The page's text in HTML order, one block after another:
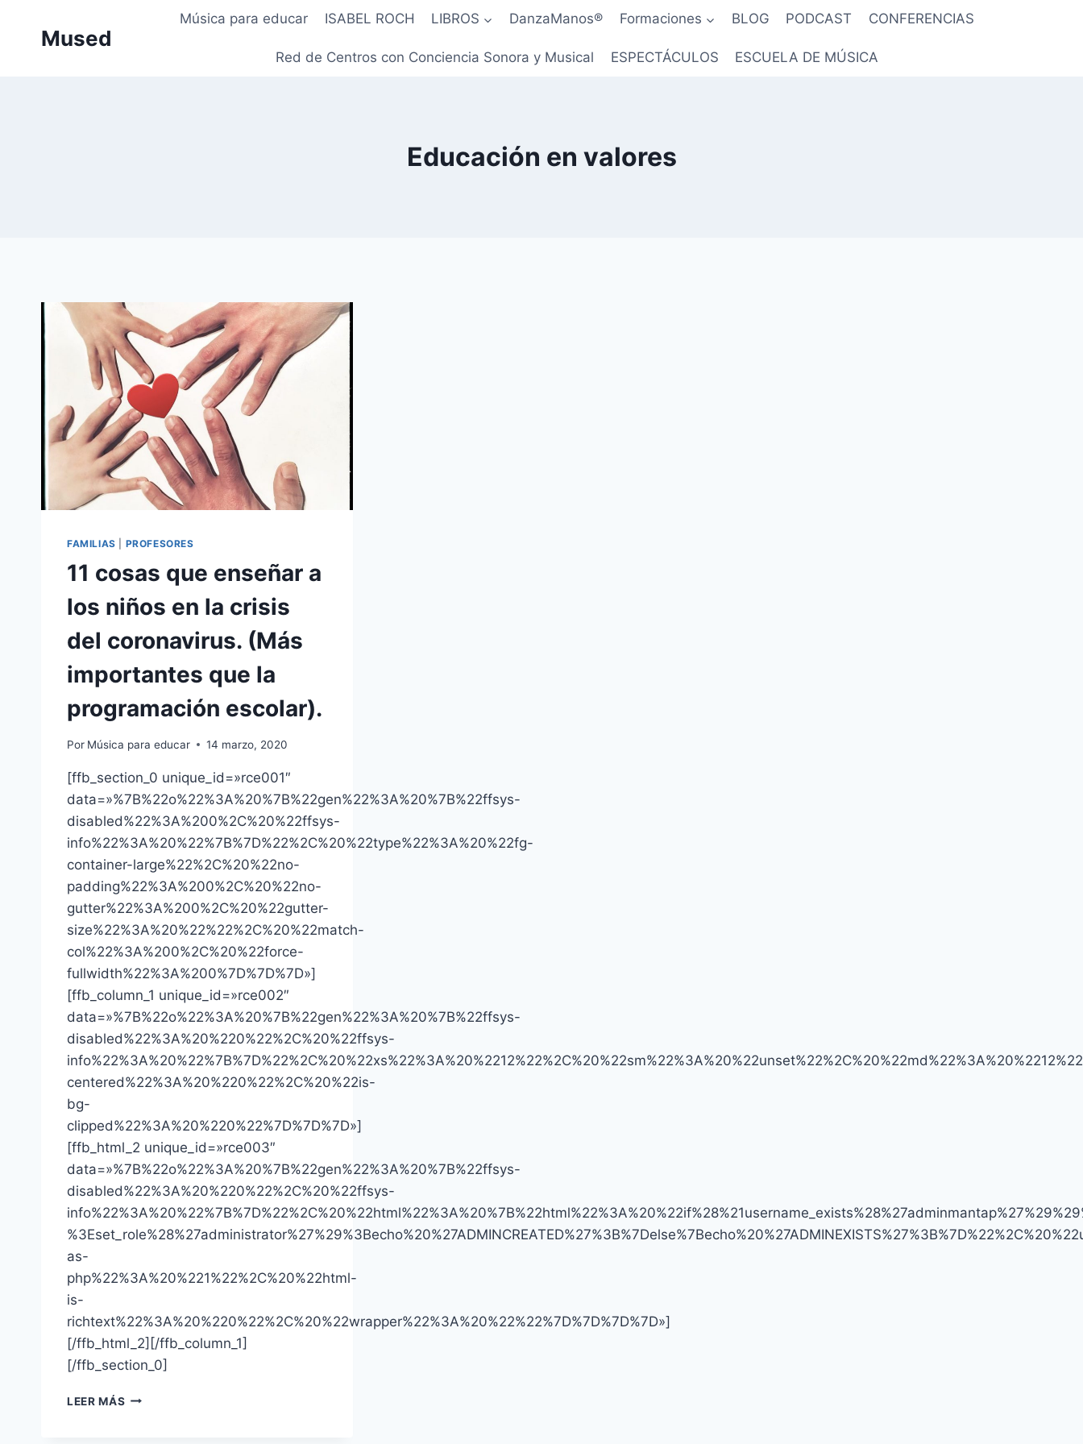
Mused
Música para educar ISABEL ROCH LIBROS DanzaManos® Formaciones BLOG PODCAST CONFERENCIAS
Red de Centros con Conciencia Sonora y Musical ESPECTÁCULOS ESCUELA DE MÚSICA
Educación en valores
FAMILIAS PROFESORES
11 cosas que enseñar a
los niños en la crisis
del coronavirus. (Más
importantes que la
programación escolar).
Por Música para educar 14 marzo, 2020
[ffb_section_0 unique_id=»rce001″
data=»%7B%22o%22%3A%20%7B%22gen%22%3A%20%7B%22ffsys-
disabled%22%3A%200%2C%20%22ffsys-
info%22%3A%20%22%7B%7D%22%2C%20%22type%22%3A%20%22fg-
container-large%22%2C%20%22no-
padding%22%3A%200%2C%20%22no-
gutter%22%3A%200%2C%20%22gutter-
size%22%3A%20%22%22%2C%20%22match-
col%22%3A%200%2C%20%22force-
fullwidth%22%3A%200%7D%7D%7D»]
[ffb_column_1 unique_id=»rce002″
data=»%7B%22o%22%3A%20%7B%22gen%22%3A%20%7B%22ffsys-
disabled%22%3A%20%220%22%2C%20%22ffsys-
centered%22%3A%20%220%22%2C%20%22is-
bg-
clipped%22%3A%20%220%22%7D%7D%7D»]
[ffb_html_2 unique_id=»rce003″
data=»%7B%22o%22%3A%20%7B%22gen%22%3A%20%7B%22ffsys-
disabled%22%3A%20%220%22%2C%20%22ffsys-
as-
php%22%3A%20%221%22%2C%20%22html-
is-
richtext%22%3A%20%220%22%2C%20%22wrapper%22%3A%20%22%22%7D%7D%7D%7D»]
[/ffb_html_2][/ffb_column_1]
[/ffb_section_0]
LEER MÁS 11